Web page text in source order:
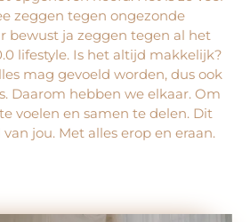
zeggen tegen ongezonde
bewust ja zeggen tegen al het
lifestyle. Is het altijd makkelijk?
mag gevoeld worden, dus ook
Daarom hebben we elkaar. Om
voelen en samen te delen. Dit
jou. Met alles erop en eraan.